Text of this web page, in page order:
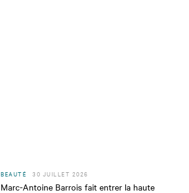
BEAUTÉ 30 JUILLET 2026
Marc-Antoine Barrois fait entrer la haute